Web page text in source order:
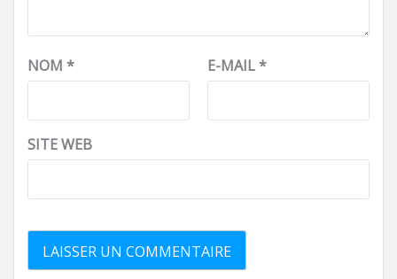
NOM * E-MAIL*
SITE WEB